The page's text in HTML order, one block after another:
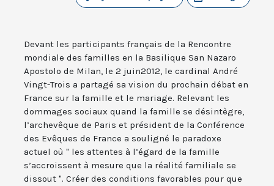
Devant les participants français de la Rencontre
mondiale des familles en la Basilique San Nazaro
Apostolo de Milan, le 2 juin2012, le cardinal André
Vingt-Trois a partagé sa vision du prochain débat en
France sur la famille et le mariage. Relevant les
dommages sociaux quand la famille se désintègre,
l’archevêque de Paris et président de la Conférence
des Evêques de France a souligné le paradoxe
actuel où " les attentes à l’égard de la famille
s’accroissent à mesure que la réalité familiale se
dissout ". Créer des conditions favorables pour que